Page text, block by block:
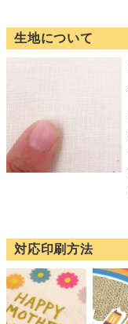
生地について
対応印刷方法